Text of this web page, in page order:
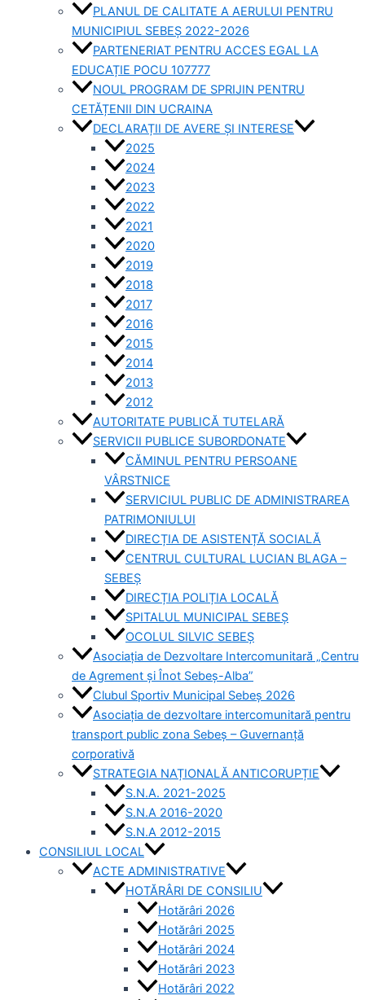
PLANUL DE CALITATE A AERULUI PENTRU
MUNICIPIUL SEBEȘ 2022-2026
PARTENERIAT PENTRU ACCES EGAL LA
EDUCAȚIE POCU 107777
NOUL PROGRAM DE SPRIJIN PENTRU
CETĂȚENII DIN UCRAINA
DECLARAȚII DE AVERE ȘI INTERESE
2025
2024
2023
2022
2021
2020
2019
2018
2017
2016
2015
2014
2013
2012
AUTORITATE PUBLICĂ TUTELARĂ
SERVICII PUBLICE SUBORDONATE
CĂMINUL PENTRU PERSOANE
VÂRSTNICE
SERVICIUL PUBLIC DE ADMINISTRAREA
PATRIMONIULUI
DIRECȚIA DE ASISTENȚĂ SOCIALĂ
CENTRUL CULTURAL LUCIAN BLAGA –
SEBEȘ
DIRECȚIA POLIȚIA LOCALĂ
SPITALUL MUNICIPAL SEBEȘ
OCOLUL SILVIC SEBEȘ
Asociația de Dezvoltare Intercomunitară „Centru
de Agrement și Înot Sebeș-Alba”
Clubul Sportiv Municipal Sebeș 2026
Asociația de dezvoltare intercomunitară pentru
transport public zona Sebeș – Guvernanță
corporativă
STRATEGIA NAȚIONALĂ ANTICORUPȚIE
S.N.A. 2021-2025
S.N.A 2016-2020
S.N.A 2012-2015
CONSILIUL LOCAL
ACTE ADMINISTRATIVE
HOTĂRÂRI DE CONSILIU
Hotărâri 2026
Hotărâri 2025
Hotărâri 2024
Hotărâri 2023
Hotărâri 2022